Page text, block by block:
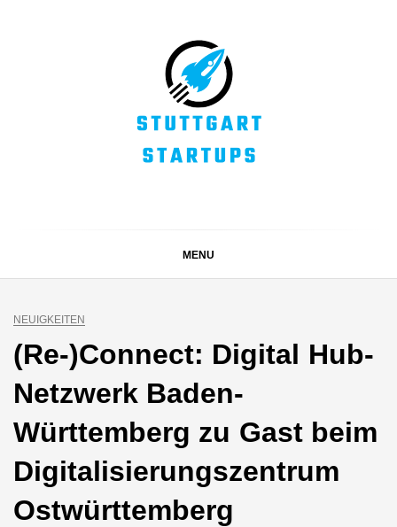
MENU
NEUIGKEITEN
(Re-)Connect: Digital Hub-
Netzwerk Baden-
Württemberg zu Gast beim
Digitalisierungszentrum
Ostwürttemberg